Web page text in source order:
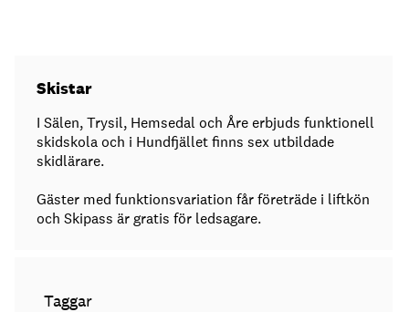
Skistar
I Sälen, Trysil, Hemsedal och Åre erbjuds funktionell
skidskola och i Hundfjället finns sex utbildade
skidlärare.
Gäster med funktionsvariation får företräde i liftkön
och Skipass är gratis för ledsagare.
Taggar